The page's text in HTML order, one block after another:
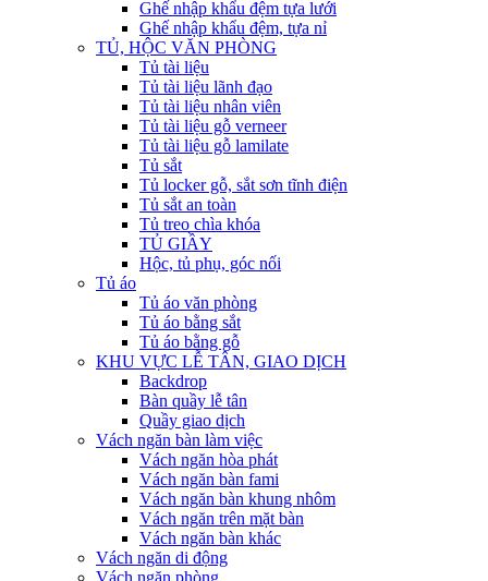
Ghế nhập khẩu đệm tựa lưới
Ghế nhập khẩu đệm, tựa nỉ
TỦ, HỘC VĂN PHÒNG
Tủ tài liệu
Tủ tài liệu lãnh đạo
Tủ tài liệu nhân viên
Tủ tài liệu gỗ verneer
Tủ tài liệu gỗ lamilate
Tủ sắt
Tủ locker gỗ, sắt sơn tĩnh điện
Tủ sắt an toàn
Tủ treo chìa khóa
TỦ GIẦY
Hộc, tủ phụ, góc nối
Tủ áo
Tủ áo văn phòng
Tủ áo bằng sắt
Tủ áo bằng gỗ
KHU VỰC LỄ TÂN, GIAO DỊCH
Backdrop
Bàn quầy lễ tân
Quầy giao dịch
Vách ngăn bàn làm việc
Vách ngăn hòa phát
Vách ngăn bàn fami
Vách ngăn bàn khung nhôm
Vách ngăn trên mặt bàn
Vách ngăn bàn khác
Vách ngăn di động
Vách ngăn phòng